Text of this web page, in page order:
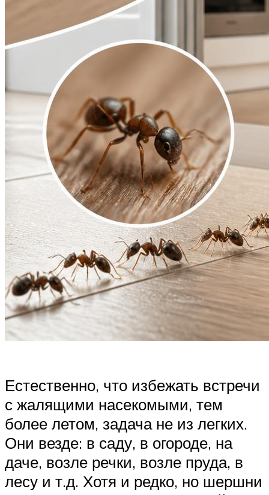
Естественно, что избежать встречи
с жалящими насекомыми, тем
более летом, задача не из легких.
Они везде: в саду, в огороде, на
даче, возле речки, возле пруда, в
лесу и т.д. Хотя и редко, но шершни